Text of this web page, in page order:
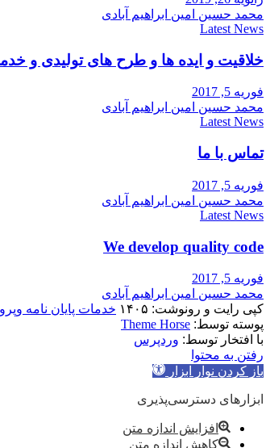
محمد حسین امین ابراهیم آبادی
Latest News
خلاقیت و ایده ها و طرح های تولیدی و
فوریه 5, 2017
محمد حسین امین ابراهیم آبادی
Latest News
تماس با ما
فوریه 5, 2017
محمد حسین امین ابراهیم آبادی
Latest News
We develop quality code
فوریه 5, 2017
محمد حسین امین ابراهیم آبادی
کپی رایت و رونوشت: ۱۴۰۵
خدمات پایان نامه
پوسته توسط: Theme Horse
با افتخار توسط: وردپرس
رفتن به محتوا
باز کردن نوار ابزار
ابزارهای دسترسی‌پذیری
افزایش اندازه متن
کاهش اندازه متن